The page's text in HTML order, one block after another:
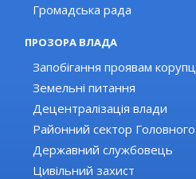
Громадська рада
ПРОЗОРА ВЛАДА
Запобігання проявам
Земельні питання
Децентралізація влади
Районний сектор
Державний службовець
Цивільний захист